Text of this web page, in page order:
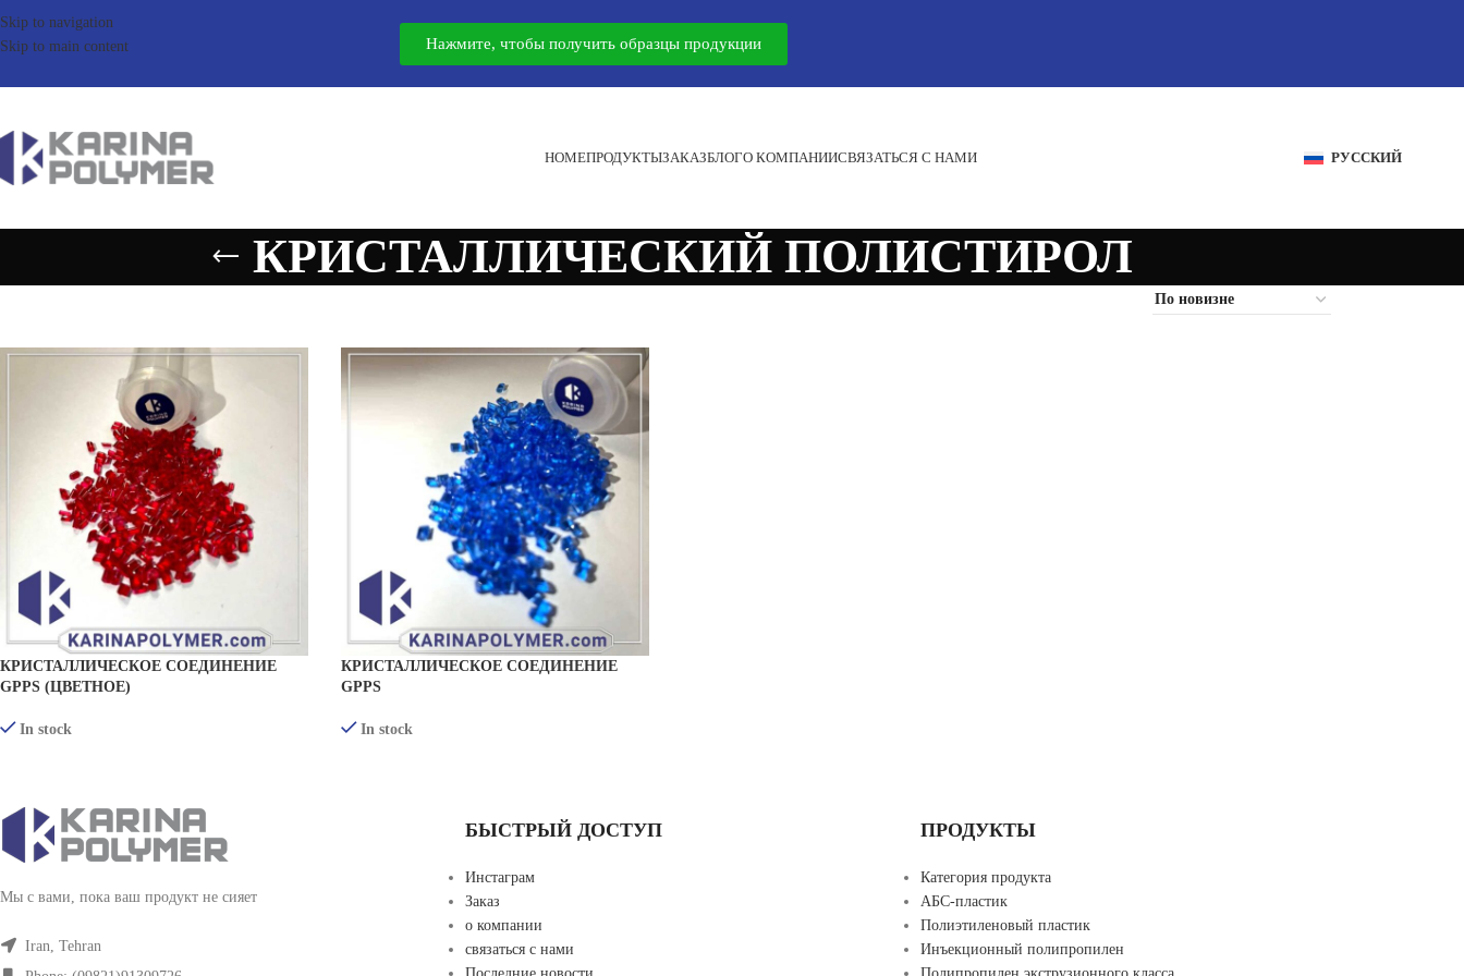
Skip to navigation
Skip to main content
Нажмите, чтобы получить образцы продукции
HOMEПРОДУКТЫЗАКАЗБЛОГО КОМПАНИИСВЯЗАТЬСЯ С НАМИ РУССКИЙ
КРИСТАЛЛИЧЕСКИЙ ПОЛИСТИРОЛ
КРИСТАЛЛИЧЕСКОЕ СОЕДИНЕНИЕ
GPPS (ЦВЕТНОЕ)
In stock
КРИСТАЛЛИЧЕСКОЕ СОЕДИНЕНИЕ
GPPS
In stock
Мы с вами, пока ваш продукт не сияет
Iran, Tehran
БЫСТРЫЙ ДОСТУП
Инстаграм
Заказ
о компании
связаться с нами
ПРОДУКТЫ
Категория продукта
АБС-пластик
Полиэтиленовый пластик
Инъекционный полипропилен